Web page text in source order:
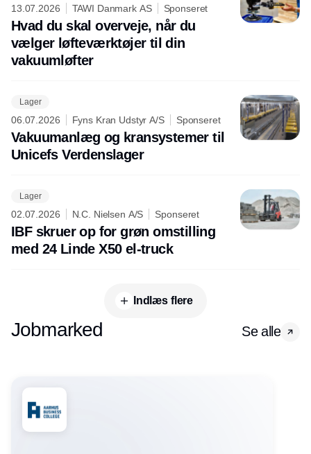
13.07.2026 TAWI Danmark AS Sponseret
Hvad du skal overveje, når du
vælger løfteværktøjer til din
vakuumløfter
Lager
06.07.2026 Fyns Kran Udstyr A/S Sponseret
Vakuumanlæg og kransystemer til
Unicefs Verdenslager
Lager
02.07.2026 N.C. Nielsen A/S Sponseret
IBF skruer op for grøn omstilling
med 24 Linde X50 el-truck
Indlæs flere
Jobmarked Se alle